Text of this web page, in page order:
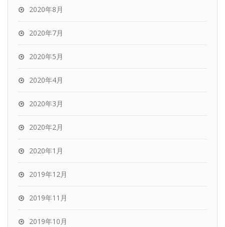
2020年8月
2020年7月
2020年5月
2020年4月
2020年3月
2020年2月
2020年1月
2019年12月
2019年11月
2019年10月